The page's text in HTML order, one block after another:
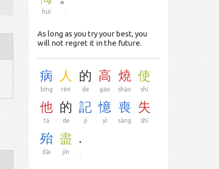
huǐ .
As long as you try your best, you
will not regret it in the future.
病
bìng
人
rén
的
de
高
gāo
燒
shāo
使
shǐ
他
tā
的
de
記
jì
憶
yì
喪
sàng
失
shī
殆
dài
盡
jǐn
.
.